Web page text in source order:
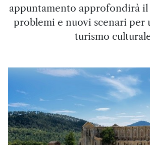
appuntamento approfondirà il
problemi e nuovi scenari per
turismo